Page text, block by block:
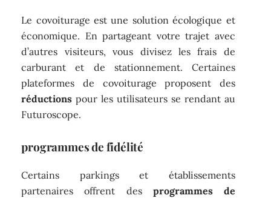
Le covoiturage est une solution écologique et
économique. En partageant votre trajet avec
d’autres visiteurs, vous divisez les frais de
carburant et de stationnement. Certaines
plateformes de covoiturage proposent des
réductions pour les utilisateurs se rendant au
Futuroscope.
programmes de fidélité
Certains parkings et établissements
partenaires offrent des programmes de